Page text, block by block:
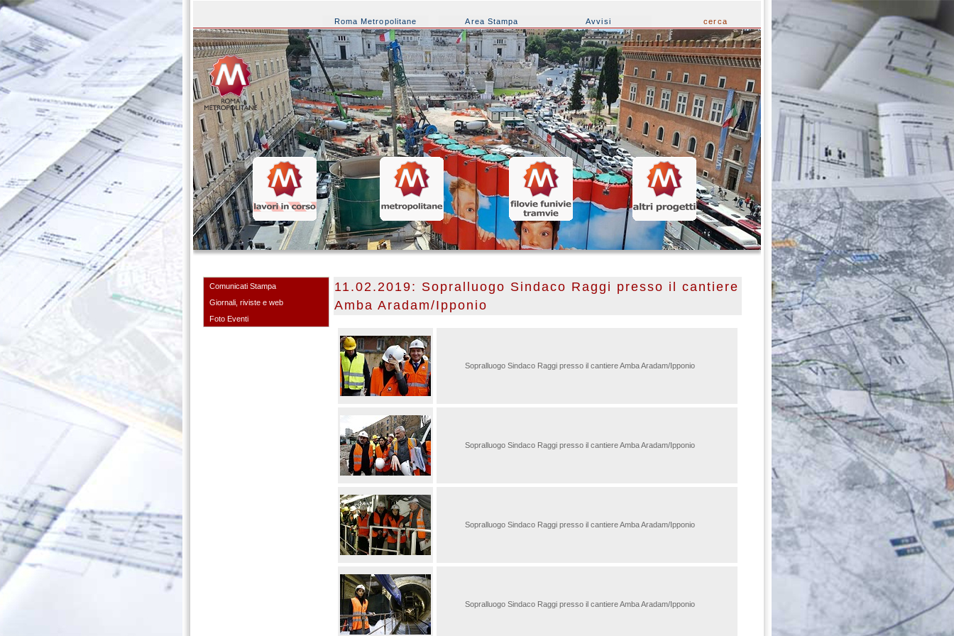
Roma Metropolitane Area Stampa Avvisi cerca
Comunicati Stampa
Giornali, riviste e web
Foto Eventi
11.02.2019: Sopralluogo Sindaco Raggi presso il cantiere
Amba Aradam/Ipponio
Sopralluogo Sindaco Raggi presso il cantiere Amba Aradam/Ipponio
Sopralluogo Sindaco Raggi presso il cantiere Amba Aradam/Ipponio
Sopralluogo Sindaco Raggi presso il cantiere Amba Aradam/Ipponio
Sopralluogo Sindaco Raggi presso il cantiere Amba Aradam/Ipponio